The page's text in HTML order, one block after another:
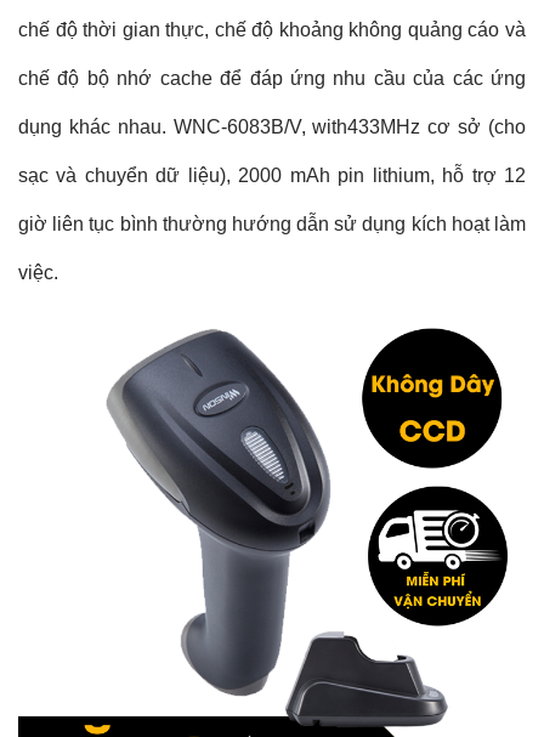
chế độ thời gian thực, chế độ khoảng không quảng cáo và
chế độ bộ nhớ cache để đáp ứng nhu cầu của các ứng
dụng khác nhau. WNC-6083B/V, with433MHz cơ sở (cho
sạc và chuyển dữ liệu), 2000 mAh pin lithium, hỗ trợ 12
giờ liên tục bình thường hướng dẫn sử dụng kích hoạt làm
việc.